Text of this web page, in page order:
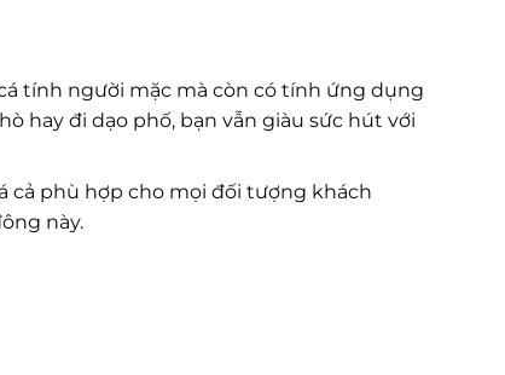
tính người mặc mà còn có tính ứng dụng
hay đi dạo phố, bạn vẫn giàu sức hút với
cả phù hợp cho mọi đối tượng khách
này.